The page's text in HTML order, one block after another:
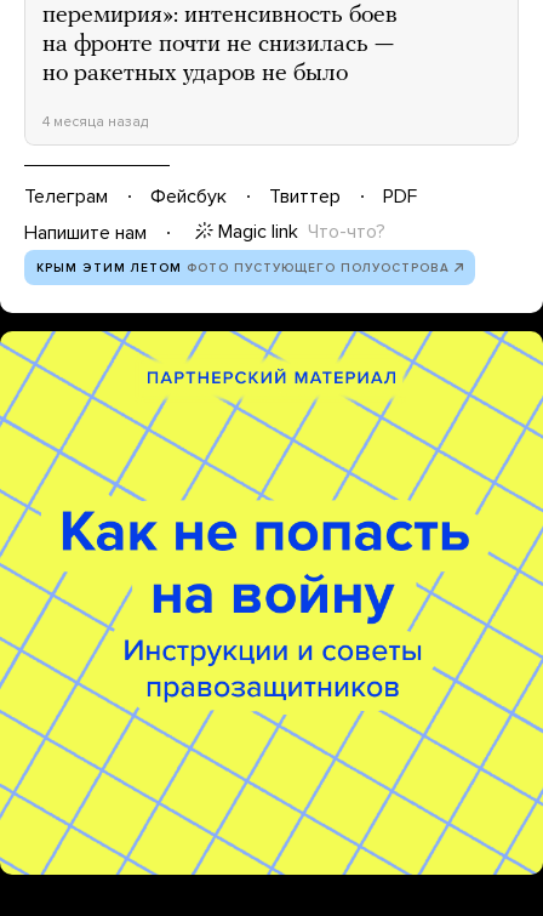
перемирия»: интенсивность боев
на фронте почти не снизилась —
но ракетных ударов не было
4 месяца назад
Телеграм Фейсбук Твиттер
PDF
Напишите нам
Magic link Что-что?
КРЫМ ЭТИМ ЛЕТОМ ФОТО ПУСТУЮЩЕГО ПОЛУОСТРОВА